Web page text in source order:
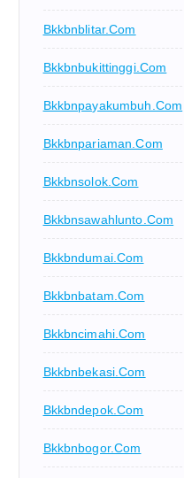
Bkkbnblitar.com
Bkkbnbukittinggi.com
Bkkbnpayakumbuh.com
Bkkbnpariaman.com
Bkkbnsolok.com
Bkkbnsawahlunto.com
Bkkbndumai.com
Bkkbnbatam.com
Bkkbncimahi.com
Bkkbnbekasi.com
Bkkbndepok.com
Bkkbnbogor.com